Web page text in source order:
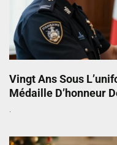
Vingt Ans Sous
Médaille D’honneur